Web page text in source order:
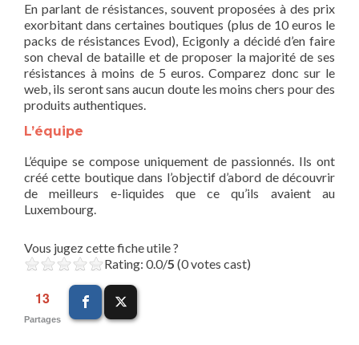
En parlant de résistances, souvent proposées à des prix
exorbitant dans certaines boutiques (plus de 10 euros le
packs de résistances Evod), Ecigonly a décidé d’en faire
son cheval de bataille et de proposer la majorité de ses
résistances à moins de 5 euros. Comparez donc sur le
web, ils seront sans aucun doute les moins chers pour des
produits authentiques.
L’équipe
L’équipe se compose uniquement de passionnés. Ils ont
créé cette boutique dans l’objectif d’abord de découvrir
de meilleurs e-liquides que ce qu’ils avaient au
Luxembourg.
Vous jugez cette fiche utile ?
Rating: 0.0/5 (0 votes cast)
13
Partages